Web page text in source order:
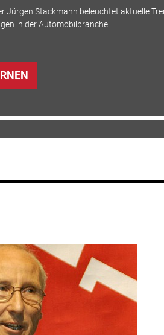
Jürgen Stackmann beleuchtet aktuelle
in der Automobilbranche.